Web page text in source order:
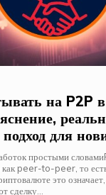
на P2P
для
простыми
peer-to-peer, то есть
это
сделку...